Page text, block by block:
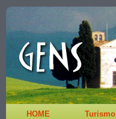
HOME Turismo